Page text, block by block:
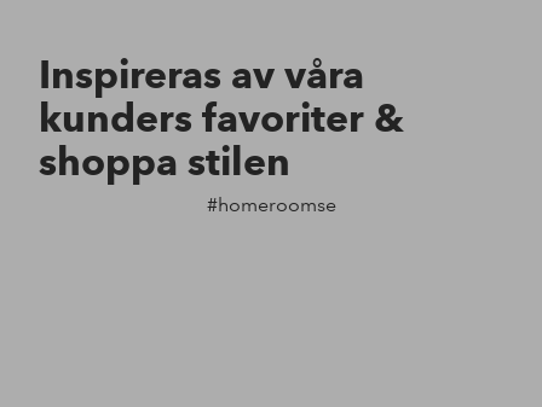
Inspireras av våra
kunders favoriter &
shoppa stilen
#homeroomse